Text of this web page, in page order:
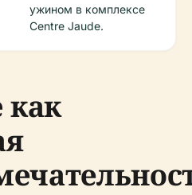
ужином в комплексе
Centre Jaude.
как